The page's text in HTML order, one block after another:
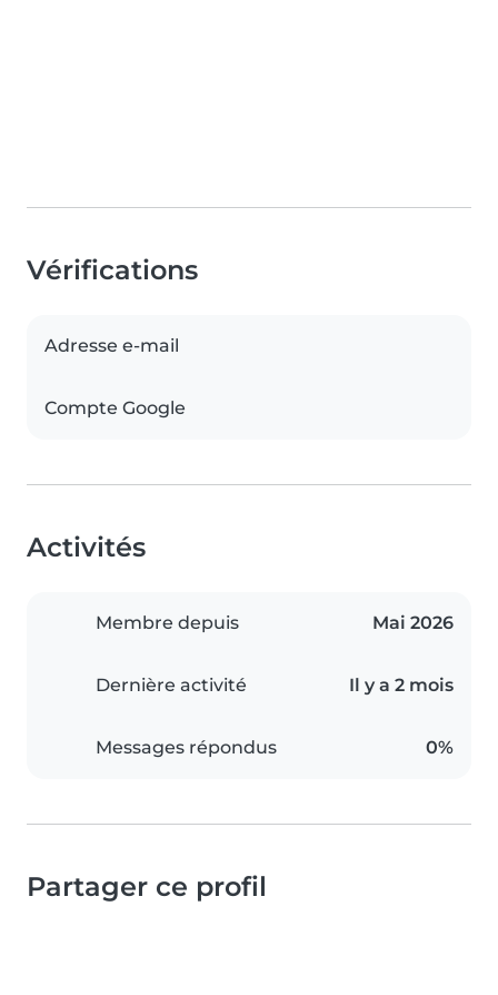
Vérifications
Adresse e-mail
Compte Google
Activités
Membre depuis Mai 2026
Dernière activité Il y a 2 mois
Messages répondus 0%
Partager ce profil